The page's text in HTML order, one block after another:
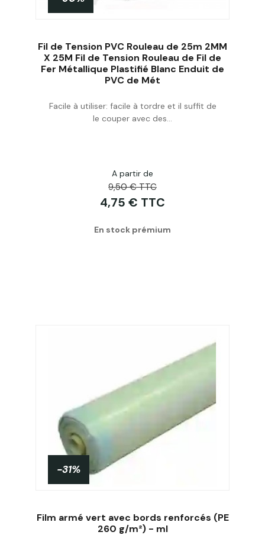
PROMO !
Fil de Tension PVC Rouleau de 25m 2MM
X 25M Fil de Tension Rouleau de Fil de
Fer Métallique Plastifié Blanc Enduit de
PVC de Mét
Facile à utiliser: facile à tordre et il suffit de
le couper avec des...
A partir de
9,50 € TTC
4,75 € TTC
En stock prémium
-31%
Film armé vert avec bords renforcés (PE
260 g/m²) - ml